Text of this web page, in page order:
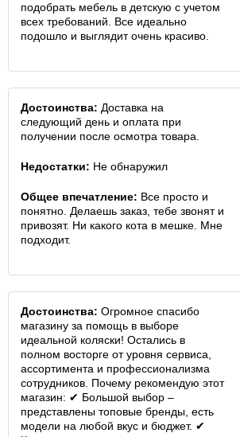
подобрать мебель в детскую с учетом
всех требований. Все идеально
подошло и выглядит очень красиво.
Достоинства: Доставка на
следующий день и оплата при
получении после осмотра товара.
Недостатки: Не обнаружил
Общее впечатление: Все просто и
понятно. Делаешь заказ, тебе звонят и
привозят. Ни какого кота в мешке. Мне
подходит.
Достоинства: Огромное спасибо
магазину за помощь в выборе
идеальной коляски! Остались в
полном восторге от уровня сервиса,
ассортимента и профессионализма
сотрудников. Почему рекомендую этот
магазин: ✔ Большой выбор –
представлены топовые бренды, есть
модели на любой вкус и бюджет. ✔